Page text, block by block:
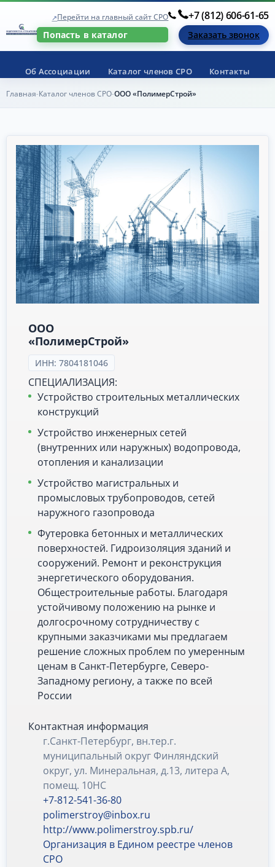
Перейти на главный сайт СРО
Попасть в каталог
+7 (812) 606-61-65
Заказать звонок
Об Ассоциации Каталог членов СРО Контакты
Главная-Каталог членов СРО-ООО «ПолимерСтрой»
ООО
«ПолимерСтрой»
ИНН: 7804181046
СПЕЦИАЛИЗАЦИЯ:
Устройство строительных металлических
конструкций
Устройство инженерных сетей
(внутренних или наружных) водопровода,
отопления и канализации
Устройство магистральных и
промысловых трубопроводов, сетей
наружного газопровода
Футеровка бетонных и металлических
поверхностей. Гидроизоляция зданий и
сооружений. Ремонт и реконструкция
энергетического оборудования.
Общестроительные работы. Благодаря
устойчивому положению на рынке и
долгосрочному сотрудничеству с
крупными заказчиками мы предлагаем
решение сложных проблем по умеренным
ценам в Санкт-Петербурге, Северо-
Западному региону, а также по всей
России
Контактная информация
г.Санкт-Петербург, вн.тер.г.
муниципальный округ Финляндский
округ, ул. Минеральная, д.13, литера А,
помещ. 10НС
+7-812-541-36-80
polimerstroy@inbox.ru
http://www.polimerstroy.spb.ru/
Организация в Едином реестре членов
СРО